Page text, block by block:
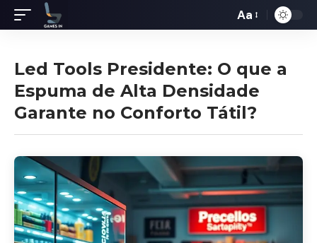
fontes
Aa
Led Tools Presidente: O que a
Espuma de Alta Densidade
Garante no Conforto Tátil?